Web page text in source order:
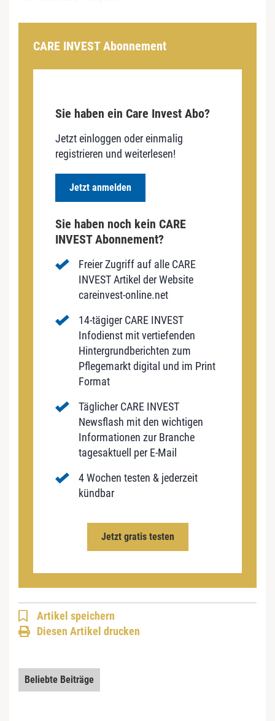
CARE INVEST Abonnement
Sie haben ein Care Invest Abo?
Jetzt einloggen oder einmalig
registrieren und weiterlesen!
Jetzt anmelden
Sie haben noch kein CARE
INVEST Abonnement?
Freier Zugriff auf alle CARE
INVEST Artikel der Website
careinvest-online.net
14-tägiger CARE INVEST
Infodienst mit vertiefenden
Hintergrundberichten zum
Pflegemarkt digital und im Print
Format
Täglicher CARE INVEST
Newsflash mit den wichtigen
Informationen zur Branche
tagesaktuell per E-Mail
4 Wochen testen & jederzeit
kündbar
Jetzt gratis testen
Artikel speichern
Diesen Artikel drucken
Beliebte Beiträge